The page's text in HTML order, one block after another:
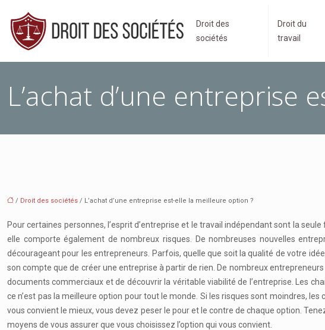
Droit des
sociétés
Droit du
travail
L’achat d’une entreprise
/ Droit des sociétés / L’achat d’une entreprise est-elle la meilleure option ?
Pour certaines personnes, l’esprit d’entreprise et le travail indépendant sont la
elle comporte également de nombreux risques. De nombreuses nouvelles
décourageant pour les entrepreneurs. Parfois, quelle que soit la qualité de votre
son compte que de créer une entreprise à partir de rien. De nombreux
documents commerciaux et de découvrir la véritable viabilité de l’entreprise. Les
ce n’est pas la meilleure option pour tout le monde. Si les risques sont moindres,
vous convient le mieux, vous devez peser le pour et le contre de chaque option.
moyens de vous assurer que vous choisissez l’option qui vous convient.